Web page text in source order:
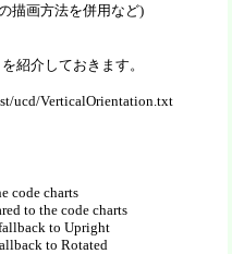
描画方法を併用など)
紹介しておきます。
ucd/VerticalOrientation.txt
code charts
to the code charts
to Upright
to Rotated